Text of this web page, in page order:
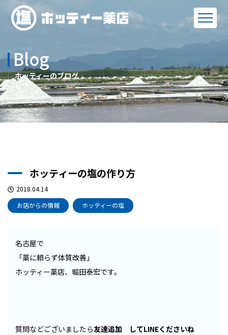
Blog
ホッティーのブログ
ホッティーの塩の作り方
2018.04.14
お店からの情報
ホッティーの塩
名古屋で
「薬に頼らず体質改善」
ホッティー薬店、堀田泰宏です。
質問などございましたら友達追加 してLINEくださいね